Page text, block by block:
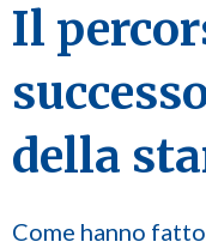
Il
della
Come hanno